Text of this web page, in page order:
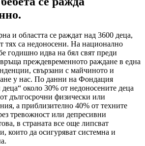
и областта се раждат над 3600 деца,
тях са недоносени. На национално
годишно идва на бял свят преди
преждевременното раждане в една
свързани с майчиното и
у нас. По данни на Фондация
около 30% от недоносените деца
дългосрочни физически или
а приблизително 40% от техните
тревожност или депресивни
в страната все още липсват
които да осигуряват системна и